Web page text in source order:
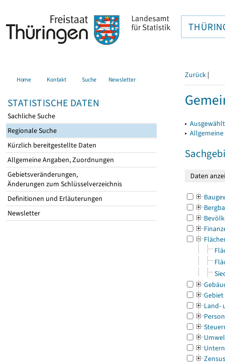
Home Kontakt Suche Newsletter
STATISTISCHE DATEN
Sachliche Suche
Regionale Suche
Kürzlich bereitgestellte Daten
Allgemeine Angaben, Zuordnungen
Gebietsveränderungen,
Änderungen zum Schlüsselverzeichnis
Definitionen und Erläuterungen
Newsletter
Zurück |
▸
▸
Gebiet
Land-
Zensus